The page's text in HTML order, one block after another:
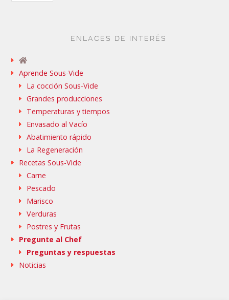
ENLACES DE INTERÉS
Aprende Sous-Vide
La cocción Sous-Vide
Grandes producciones
Temperaturas y tiempos
Envasado al Vacío
Abatimiento rápido
La Regeneración
Recetas Sous-Vide
Carne
Pescado
Marisco
Verduras
Postres y Frutas
Pregunte al Chef
Preguntas y respuestas
Noticias